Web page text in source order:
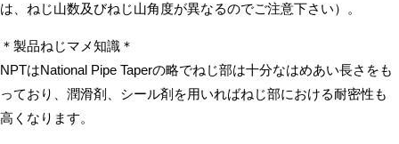
は、ねじ山数及びねじ山角度が異なるのでご注意下さい）。
＊製品ねじマメ知識＊
NPTはNational Pipe Taperの略でねじ部は十分なはめあい長さをも
っており、潤滑剤、シール剤を用いればねじ部における耐密性も
高くなります。